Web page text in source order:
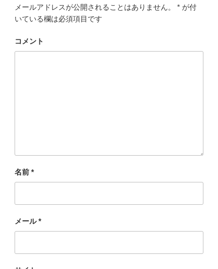
メールアドレスが公開されることはありません。 * が付
いている欄は必須項目です
コメント
名前 *
メール*